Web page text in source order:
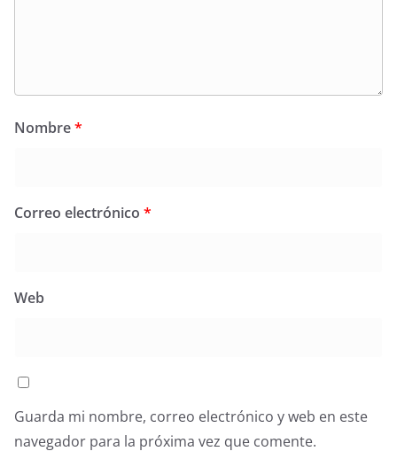
Nombre*
Correo electrónico *
Web
Guarda mi nombre, correo electrónico y web en este
navegador para la próxima vez que comente.